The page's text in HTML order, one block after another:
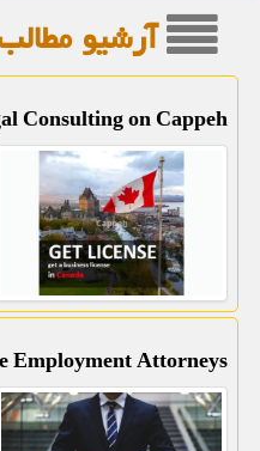
آرشیو
Consulting on Cappeh
Employment Attorneys